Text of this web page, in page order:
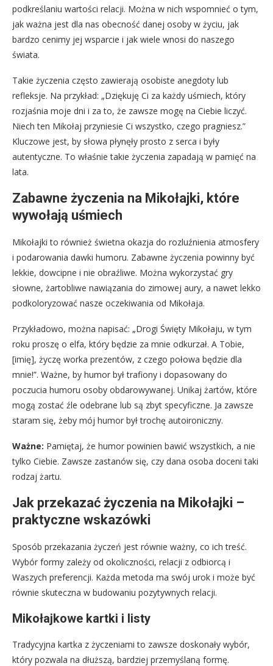
podkreślaniu wartości relacji. Można w nich wspomnieć o tym,
jak ważna jest dla nas obecność danej osoby w życiu, jak
bardzo cenimy jej wsparcie i jak wiele wnosi do naszego
świata.
Takie życzenia często zawierają osobiste anegdoty lub
refleksje. Na przykład: „Dziękuję Ci za każdy uśmiech, który
rozjaśnia moje dni i za to, że zawsze mogę na Ciebie liczyć.
Niech ten Mikołaj przyniesie Ci wszystko, czego pragniesz.”
Kluczowe jest, by słowa płynęły prosto z serca i były
autentyczne. To właśnie takie życzenia zapadają w pamięć na
lata.
Zabawne życzenia na Mikołajki, które
wywołają uśmiech
Mikołajki to również świetna okazja do rozluźnienia atmosfery
i podarowania dawki humoru. Zabawne życzenia powinny być
lekkie, dowcipne i nie obraźliwe. Można wykorzystać gry
słowne, żartobliwe nawiązania do zimowej aury, a nawet lekko
podkoloryzować nasze oczekiwania od Mikołaja.
Przykładowo, można napisać: „Drogi Święty Mikołaju, w tym
roku proszę o elfa, który będzie za mnie odkurzał. A Tobie,
[imię], życzę worka prezentów, z czego połowa będzie dla
mnie!”. Ważne, by humor był trafiony i dopasowany do
poczucia humoru osoby obdarowywanej. Unikaj żartów, które
mogą zostać źle odebrane lub są zbyt specyficzne. Ja zawsze
staram się, żeby mój humor był trochę autoironiczny.
Ważne: Pamiętaj, że humor powinien bawić wszystkich, a nie
tylko Ciebie. Zawsze zastanów się, czy dana osoba doceni taki
rodzaj żartu.
Jak przekazać życzenia na Mikołajki –
praktyczne wskazówki
Sposób przekazania życzeń jest równie ważny, co ich treść.
Wybór formy zależy od okoliczności, relacji z odbiorcą i
Waszych preferencji. Każda metoda ma swój urok i może być
równie skuteczna w budowaniu pozytywnych relacji.
Mikołajkowe kartki i listy
Tradycyjna kartka z życzeniami to zawsze doskonały wybór,
który pozwala na dłuższą, bardziej przemyślaną formę.